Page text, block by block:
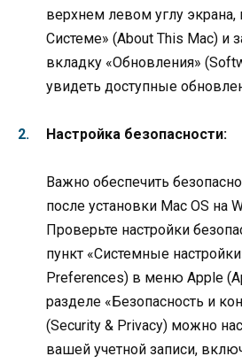
верхнем левом углу экрана,
Системе» (About This Mac) и
вкладку «Обновления»
увидеть доступные
Настройка безопасности:
Важно обеспечить
после установки Mac OS на
Проверьте настройки
пункт «Системные
Preferences) в меню Apple
разделе «Безопасность и
(Security & Privacy) можно
вашей учетной записи,